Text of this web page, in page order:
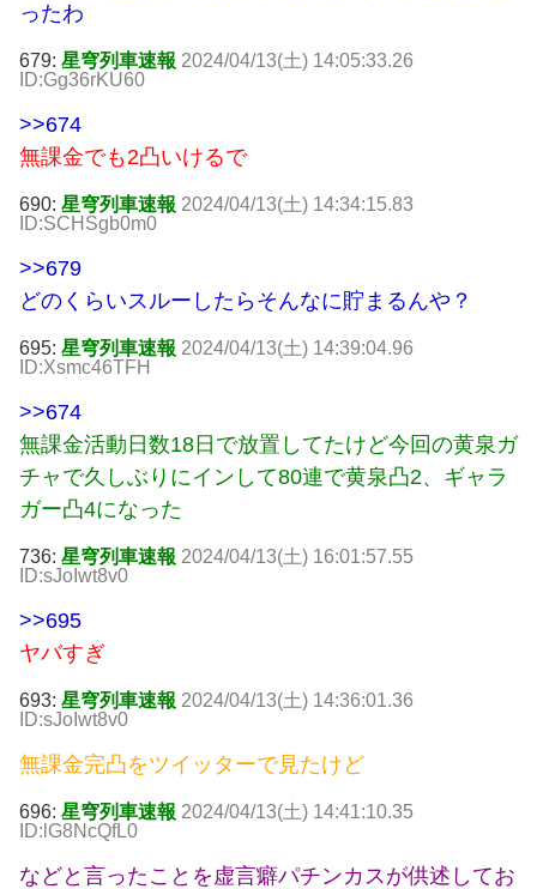
ったわ
679: 星穹列車速報 2024/04/13(土) 14:05:33.26
ID:Gg36rKU60
>>674
無課金でも2凸いけるで
690: 星穹列車速報 2024/04/13(土) 14:34:15.83
ID:SCHSgb0m0
>>679
どのくらいスルーしたらそんなに貯まるんや？
695: 星穹列車速報 2024/04/13(土) 14:39:04.96
ID:Xsmc46TFH
>>674
無課金活動日数18日で放置してたけど今回の黄泉ガ
チャで久しぶりにインして80連で黄泉凸2、ギャラ
ガー凸4になった
736: 星穹列車速報 2024/04/13(土) 16:01:57.55
ID:sJoIwt8v0
>>695
ヤバすぎ
693: 星穹列車速報 2024/04/13(土) 14:36:01.36
ID:sJoIwt8v0
無課金完凸をツイッターで見たけど
696: 星穹列車速報 2024/04/13(土) 14:41:10.35
ID:lG8NcQfL0
などと言ったことを虚言癖パチンカスが供述してお